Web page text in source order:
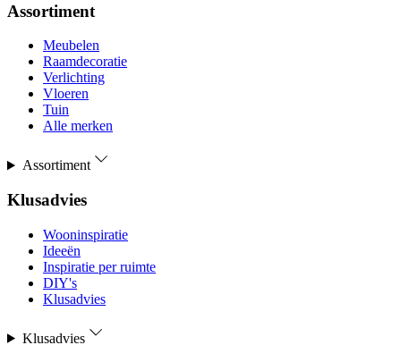
Assortiment
Meubelen
Raamdecoratie
Verlichting
Vloeren
Tuin
Alle merken
Assortiment
Klusadvies
Wooninspiratie
Ideeën
Inspiratie per ruimte
DIY's
Klusadvies
Klusadvies